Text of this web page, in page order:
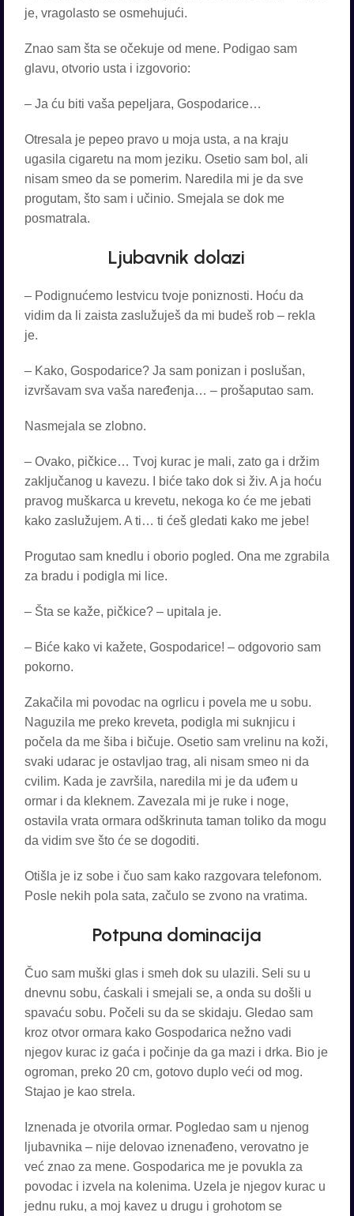
je, vragolasto se osmehujući.
Znao sam šta se očekuje od mene. Podigao sam
glavu, otvorio usta i izgovorio:
– Ja ću biti vaša pepeljara, Gospodarice…
Otresala je pepeo pravo u moja usta, a na kraju
ugasila cigaretu na mom jeziku. Osetio sam bol, ali
nisam smeo da se pomerim. Naredila mi je da sve
progutam, što sam i učinio. Smejala se dok me
posmatrala.
Ljubavnik dolazi
– Podignućemo lestvicu tvoje poniznosti. Hoću da
vidim da li zaista zaslužuješ da mi budeš rob – rekla
je.
– Kako, Gospodarice? Ja sam ponizan i poslušan,
izvršavam sva vaša naređenja… – prošaputao sam.
Nasmejala se zlobno.
– Ovako, pičkice… Tvoj kurac je mali, zato ga i držim
zaključanog u kavezu. I biće tako dok si živ. A ja hoću
pravog muškarca u krevetu, nekoga ko će me jebati
kako zaslužujem. A ti… ti ćeš gledati kako me jebe!
Progutao sam knedlu i oborio pogled. Ona me zgrabila
za bradu i podigla mi lice.
– Šta se kaže, pičkice? – upitala je.
– Biće kako vi kažete, Gospodarice! – odgovorio sam
pokorno.
Zakačila mi povodac na ogrlicu i povela me u sobu.
Naguzila me preko kreveta, podigla mi suknjicu i
počela da me šiba i bičuje. Osetio sam vrelinu na koži,
svaki udarac je ostavljao trag, ali nisam smeo ni da
cvilim. Kada je završila, naredila mi je da uđem u
ormar i da kleknem. Zavezala mi je ruke i noge,
ostavila vrata ormara odškrinuta taman toliko da mogu
da vidim sve što će se dogoditi.
Otišla je iz sobe i čuo sam kako razgovara telefonom.
Posle nekih pola sata, začulo se zvono na vratima.
Potpuna dominacija
Čuo sam muški glas i smeh dok su ulazili. Seli su u
dnevnu sobu, ćaskali i smejali se, a onda su došli u
spavaću sobu. Počeli su da se skidaju. Gledao sam
kroz otvor ormara kako Gospodarica nežno vadi
njegov kurac iz gaća i počinje da ga mazi i drka. Bio je
ogroman, preko 20 cm, gotovo duplo veći od mog.
Stajao je kao strela.
Iznenada je otvorila ormar. Pogledao sam u njenog
ljubavnika – nije delovao iznenađeno, verovatno je
već znao za mene. Gospodarica me je povukla za
povodac i izvela na kolenima. Uzela je njegov kurac u
jednu ruku, a moj kavez u drugu i grohotom se